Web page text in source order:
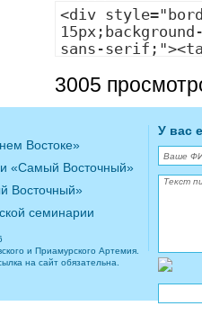
3005
Востоке»
«Самый Восточный»
Восточный»
семинарии
и Приамурского Артемия.
на сайт обязательна.
У вас